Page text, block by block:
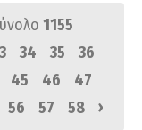
1155
34 35
36
45 46
47
56 57 58 ›